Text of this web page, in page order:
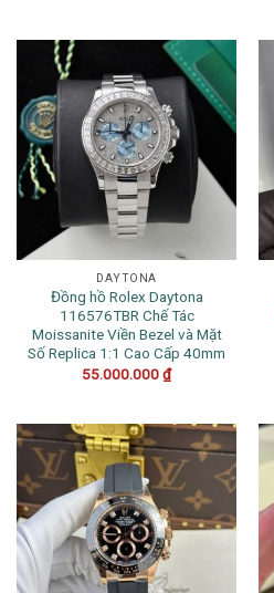
DAYTONA
Đồng hồ Rolex Daytona
116576TBR Chế Tác
Moissanite Viền Bezel và Mặt
Số Replica 1:1 Cao Cấp 40mm
55.000.000₫